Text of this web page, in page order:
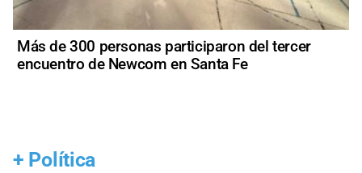
Más de 300 personas participaron del tercer
encuentro de Newcom en Santa Fe
+ Política